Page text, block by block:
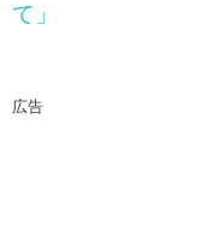
て」
広告